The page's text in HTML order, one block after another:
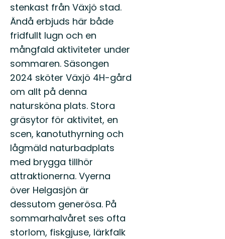
stenkast från Växjö stad.
Ändå erbjuds här både
fridfullt lugn och en
mångfald aktiviteter under
sommaren. Säsongen
2024 sköter Växjö 4H-gård
om allt på denna
natursköna plats. Stora
gräsytor för aktivitet, en
scen, kanotuthyrning och
lågmäld naturbadplats
med brygga tillhör
attraktionerna. Vyerna
över Helgasjön är
dessutom generösa. På
sommarhalvåret ses ofta
storlom, fiskgjuse, lärkfalk